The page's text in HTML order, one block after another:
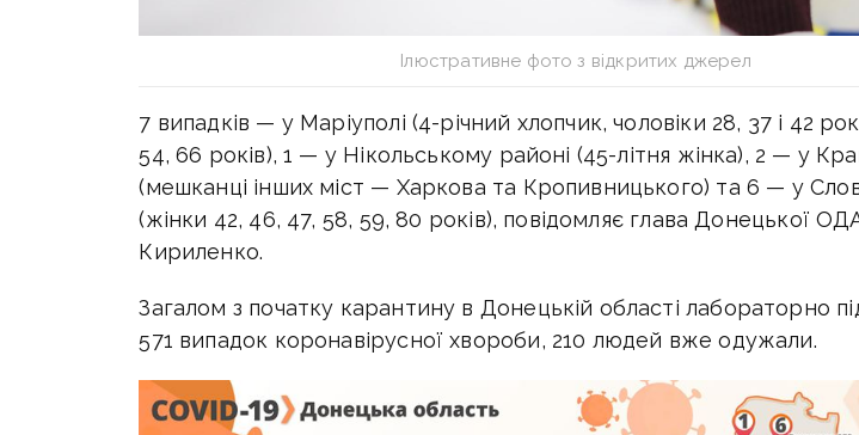
Ілюстративне фото з відкритих джерел
7 випадків — у Маріуполі (4-річний хлопчик, чоловіки 28, 37 і 42
54, 66 років), 1 — у Нікольському районі (45-літня жінка), 2 — у
(мешканці інших міст — Харкова та Кропивницького) та 6 — у
(жінки 42, 46, 47, 58, 59, 80 років), повідомляє глава Донецької
Кириленко.
Загалом з початку карантину в Донецькій області лабораторно
571 випадок коронавірусної хвороби, 210 людей вже одужали.